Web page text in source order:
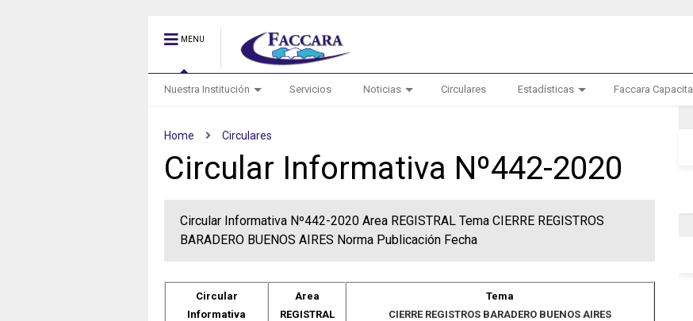
MENU
Nuestra Institución Servicios Noticias Circulares Estadísticas Faccara Capacita
Home Circulares
Circular Informativa Nº442-2020
Circular Informativa Nº442-2020 Area REGISTRAL Tema CIERRE REGISTROS
BARADERO BUENOS AIRES Norma Publicación Fecha
Circular
Informativa
Area
REGISTRAL
Tema
CIERRE REGISTROS BARADERO BUENOS AIRES